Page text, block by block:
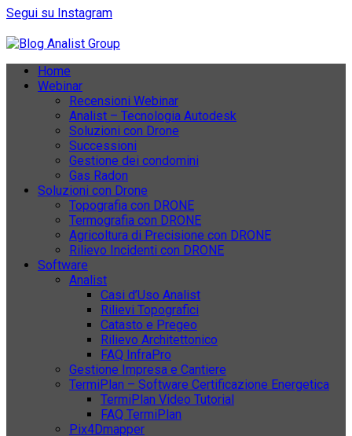
Segui su Instagram
Home
Webinar
Recensioni Webinar
Analist – Tecnologia Autodesk
Soluzioni con Drone
Successioni
Gestione dei condomini
Gas Radon
Soluzioni con Drone
Topografia con DRONE
Termografia con DRONE
Agricoltura di Precisione con DRONE
Rilievo Incidenti con DRONE
Software
Analist
Casi d’Uso Analist
Rilievi Topografici
Catasto e Pregeo
Rilievo Architettonico
FAQ InfraPro
Gestione Impresa e Cantiere
TermiPlan – Software Certificazione Energetica
TermiPlan Video Tutorial
FAQ TermiPlan
Pix4Dmapper